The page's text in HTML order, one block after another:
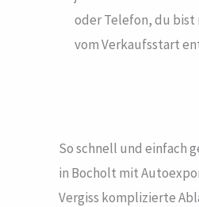
oder Telefon, du bist
vom Verkaufsstart
So schnell und einfach
in Bocholt mit
Vergiss komplizierte